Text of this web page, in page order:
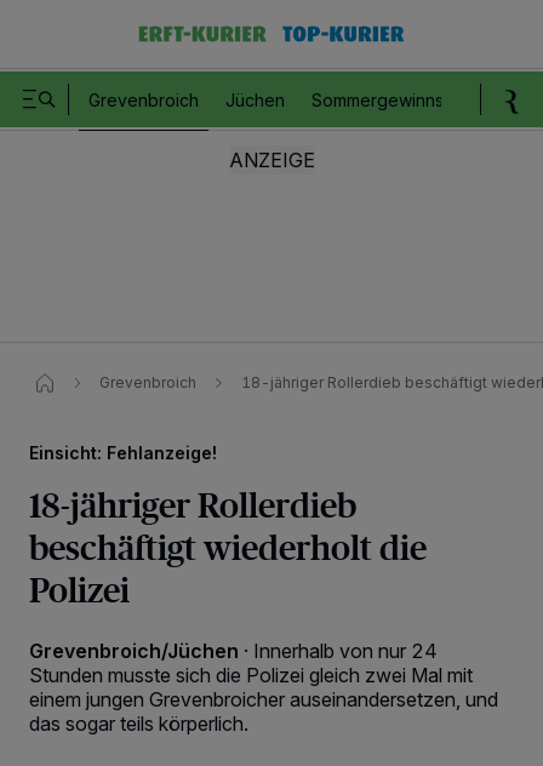
Grevenbroich Jüchen Sommergewinnspiel
Grevenbroich 18-jähriger Rollerdieb beschäftigt
Einsicht: Fehlanzeige!
18-jähriger Rollerdieb
beschäftigt wiederholt die
Polizei
Grevenbroich/Jüchen · Innerhalb von nur 24
Stunden musste sich die Polizei gleich zwei Mal mit
einem jungen Grevenbroicher auseinandersetzen, und
das sogar teils körperlich.
Wir und unsere
-Partner speichern und greifen auf personenbezogene Daten